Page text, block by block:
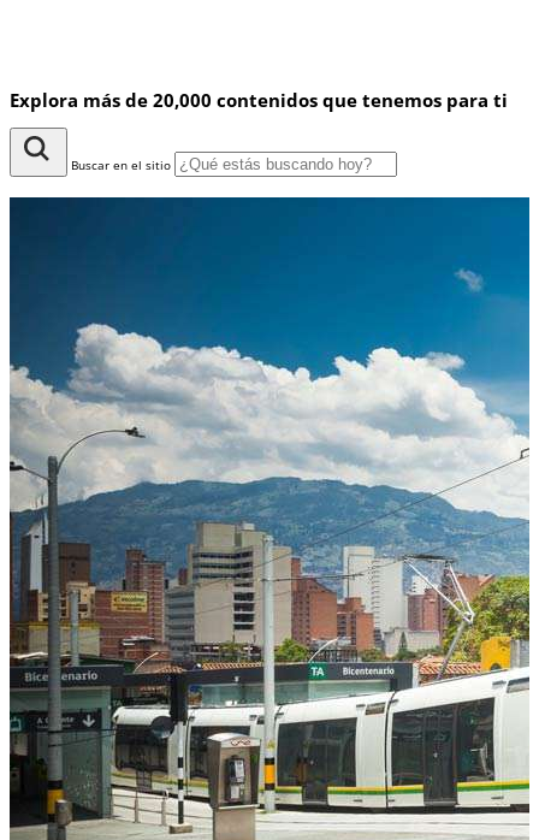
Explora más de 20,000 contenidos que tenemos para ti
Buscar en el sitio